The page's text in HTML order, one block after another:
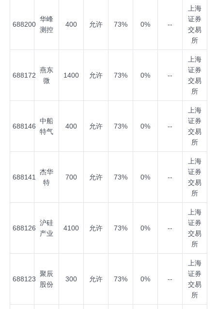
688200
华峰
测控
400 允许 73% 0% --
上海
证券
交易
所
688172
燕东
微
1400 允许 73% 0% --
上海
证券
交易
所
688146
中船
特气
400 允许 73% 0% --
上海
证券
交易
所
688141
杰华
特
700 允许 73% 0% --
上海
证券
交易
所
688126
沪硅
产业
4100 允许 73% 0% --
上海
证券
交易
所
688123
聚辰
股份
300 允许 73% 0% --
上海
证券
交易
所